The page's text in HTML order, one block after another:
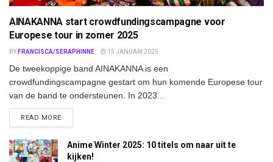
AINAKANNA start crowdfundingscampagne voor
Europese tour in zomer 2025
BY FRANCISCA/SERAPHINNE 15 JANUARI 2025
De tweekoppige band AINAKANNA is een
crowdfundingscampagne gestart om hun komende Europese tour
van de band te ondersteunen. In 2023...
READ MOREDETAILS
Anime Winter 2025: 10 titels om naar uit te
kijken!